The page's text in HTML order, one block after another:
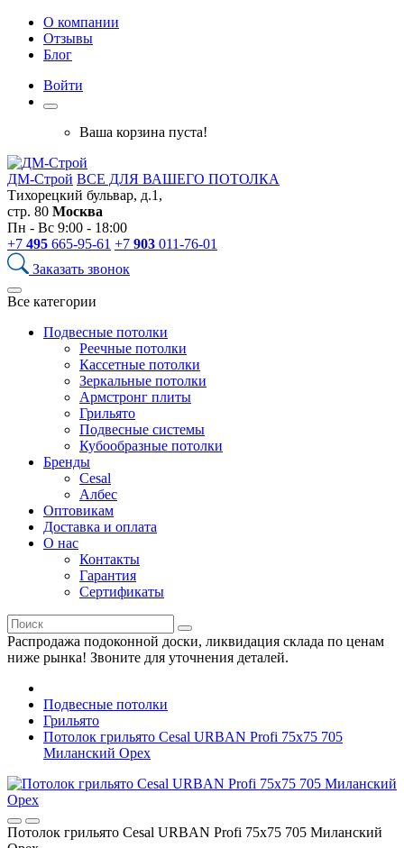
О компании
Отзывы
Блог
Войти
Ваша корзина пуста!
ДМ-Строй ВСЕ ДЛЯ ВАШЕГО ПОТОЛКА
Тихорецкий бульвар, д.1,
стр. 80 Москва
Пн - Вс 9:00 - 18:00
+7 495 665-95-61 +7 903 011-76-01
Заказать звонок
Все категории
Подвесные потолки
Реечные потолки
Кассетные потолки
Зеркальные потолки
Армстронг плиты
Грильято
Подвесные системы
Кубообразные потолки
Бренды
Cesal
Албес
Оптовикам
Доставка и оплата
О нас
Контакты
Гарантия
Сертификаты
Распродажа подоконной доски, ликвидация склада по ценам
ниже рынка! Звоните для уточнения деталей.
Подвесные потолки
Грильято
Потолок грильято Cesal URBAN Profi 75x75 705
Миланский Орех
Потолок грильято Cesal URBAN Profi 75x75 705 Миланский